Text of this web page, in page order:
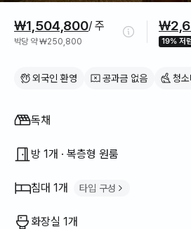
₩1,504,800/ 주
박당 약 ₩250,800 19% 저
외국인 환영 공과금 없음 청
집 구조
독채
방 1개 · 복층형 원룸
침대 1개 타입 구성
화장실 1개